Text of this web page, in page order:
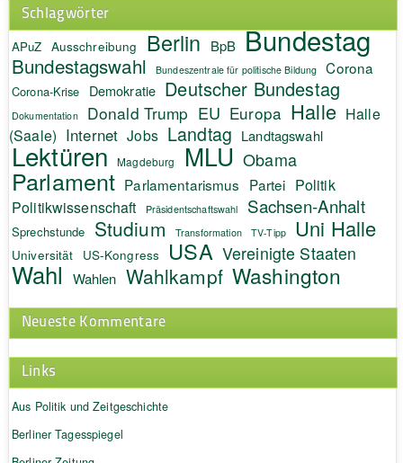
Schlagwörter
APuZ Ausschreibung Berlin BpB Bundestag
Bundestagswahl Bundeszentrale für politische Bildung Corona
Corona-Krise Demokratie Deutscher Bundestag
Dokumentation Donald Trump EU Europa Halle Halle
(Saale) Internet Jobs Landtag Landtagswahl
Lektüren Magdeburg MLU Obama
Parlament Parlamentarismus Partei Politik
Politikwissenschaft Präsidentschaftswahl Sachsen-Anhalt
Sprechstunde Studium Transformation TV-Tipp Uni Halle
Universität US-Kongress USA Vereinigte Staaten
Wahl Wahlen Wahlkampf Washington
Neueste Kommentare
Links
Aus Politik und Zeitgeschichte
Berliner Tagesspiegel